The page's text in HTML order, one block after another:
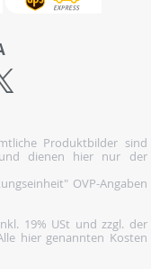
Produktbilder sind
dienen hier nur der
OVP-Angaben
19% USt und zzgl. der
hier genannten Kosten